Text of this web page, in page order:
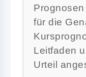
für die
Leitfaden
Urteil